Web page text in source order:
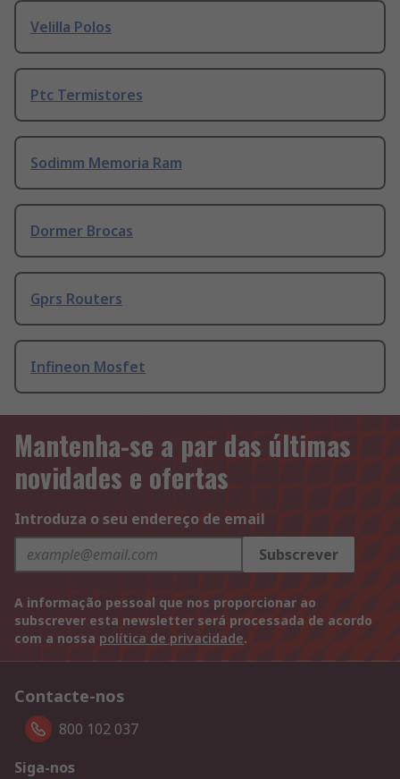
Velilla Polos
Ptc Termistores
Sodimm Memoria Ram
Dormer Brocas
Gprs Routers
Infineon Mosfet
Mantenha-se a par das últimas
novidades e ofertas
Introduza o seu endereço de email
Subscrever
A informação pessoal que nos proporcionar ao
subscrever esta newsletter será processada de acordo
com a nossa política de privacidade.
Contacte-nos
800 102 037
Siga-nos